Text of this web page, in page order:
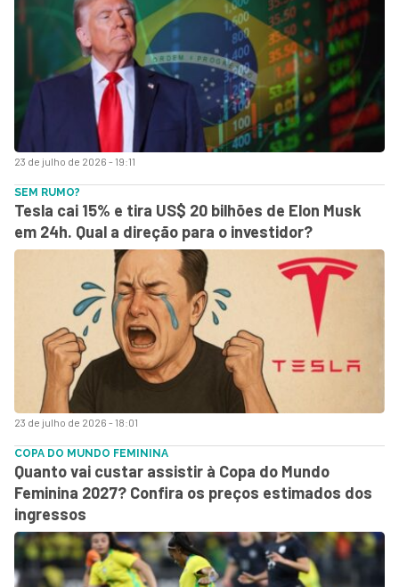
23 de julho de 2026 - 19:11
23 de julho de 2026 - 18:01
SEM RUMO?
Tesla cai 15% e tira US$ 20 bilhões de Elon Musk
em 24h. Qual a direção para o investidor?
COPA DO MUNDO FEMININA
Quanto vai custar assistir à Copa do Mundo
Feminina 2027? Confira os preços estimados dos
ingressos